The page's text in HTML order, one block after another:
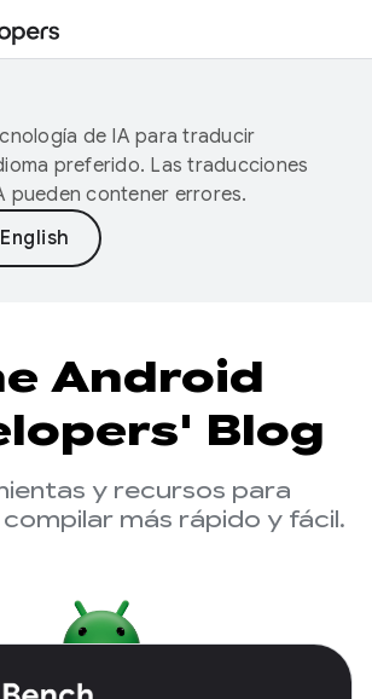
de IA para traducir
preferido. Las traducciones
pueden contener errores.
Android
Blog
y recursos para
más rápido y fácil.